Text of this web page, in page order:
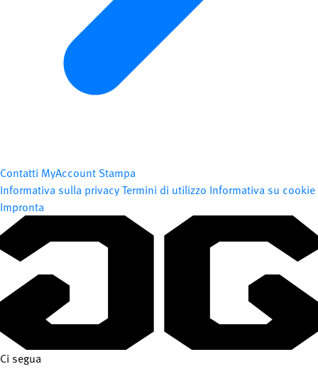
Contatti MyAccount Stampa
Informativa sulla privacyTermini di utilizzo Informativa su cookie
Impronta
Ci segua